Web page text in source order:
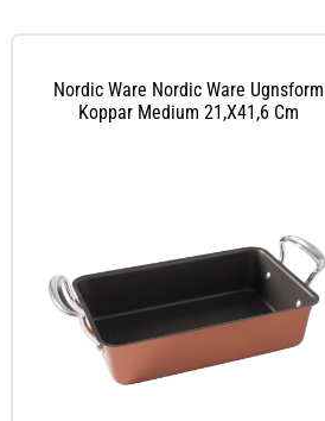
Nordic Ware Nordic Ware Ugnsform
Koppar Medium 21,x41,6 Cm